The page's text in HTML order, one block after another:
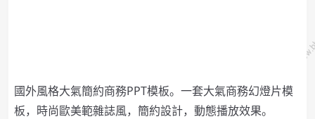
國外風格大氣簡約商務PPT模板。 一套大氣商務幻燈片模
板，時尚歐美範雜誌風，簡約設計，動態播放效果。